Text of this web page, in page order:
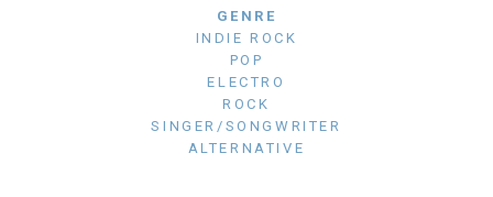
GENRE
INDIE ROCK
POP
ELECTRO
ROCK
SINGER/SONGWRITER
ALTERNATIVE